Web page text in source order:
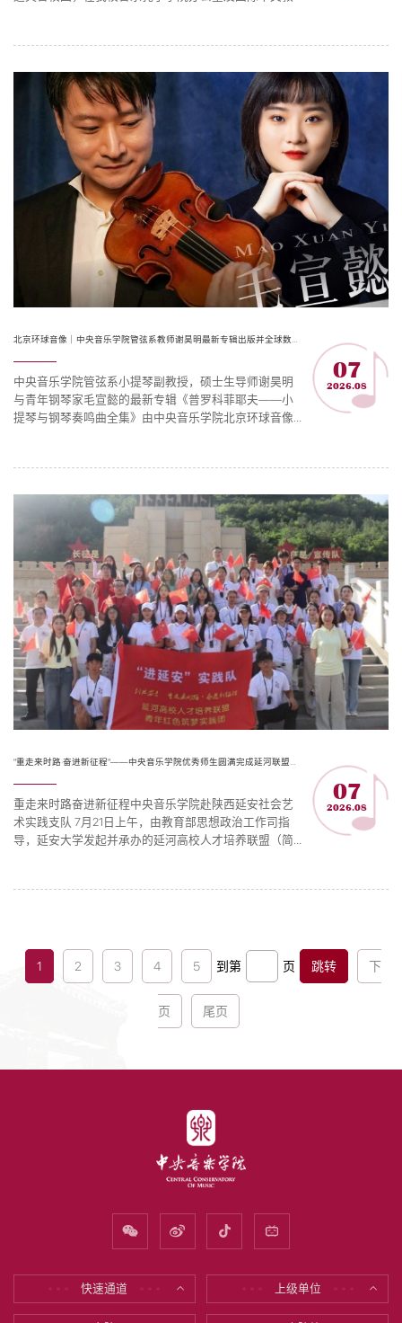
交流。音孔办及基地主任樊薇、副主任张乐心，教育部
同出席活动。伯乐中文合唱团是德国青少年“以乐习文”
的优秀代表...
中央音乐学院管弦系小提琴副教授，硕士生导师谢昊明
与青年钢琴家毛宣懿的最新专辑《普罗科菲耶夫——小
提琴与钢琴奏鸣曲全集》由中央音乐学院北京环球音像
作”——一首深邃沉郁，一首清新明朗。谢昊明与毛宣懿
唱片录制。这张专辑不仅填补了录音空白，更是对这位
音乐巨匠创...
07
2026.08
重走来时路奋进新征程中央音乐学院赴陕西延安社会艺
术实践支队 7⽉21⽇上午，由教育部思想政治工作司指
导，延安⼤学发起并承办的延河⾼校⼈才培养联盟（简
上，教育部思想政治⼯作司副司⻓丁红星为延河联盟高
实践队授旗...
07
2026.08
1 2 3 4 5 到第 页 跳转 下
页 尾页
快速通道 上级单位